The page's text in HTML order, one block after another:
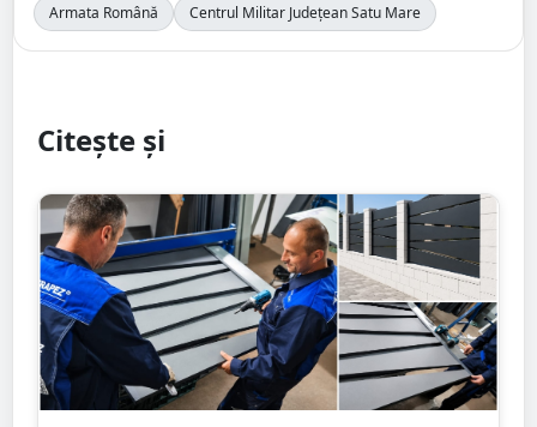
Armata Română Centrul Militar Județean Satu Mare
Citește și